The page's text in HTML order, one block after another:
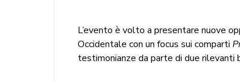
L’evento è volto a presentare nuove
Occidentale con un focus sui comparti
testimonianze da parte di due rilevanti